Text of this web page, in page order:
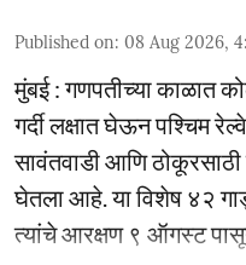
Published on: 08 Aug 2026,
मुंबई : गणपतीच्या काळात
गर्दी लक्षात घेऊन पश्चिम
सावंतवाडी आणि ठोकूरसाठी
घेतला आहे. या विशेष ४२
त्यांचे आरक्षण ९ ऑगस्ट